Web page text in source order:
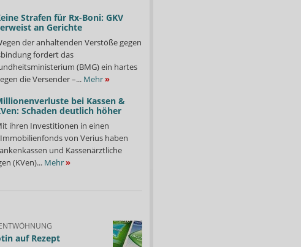
Strafen für Rx-Boni: GKV
an Gerichte
der anhaltenden Verstöße gegen
fordert das
(BMG) ein hartes
die Versender –... Mehr»
bei Kassen &
Schaden deutlich höher
ihren Investitionen in einen
von Verius haben
und Kassenärztliche
(KVen)... Mehr»
auf Rezept